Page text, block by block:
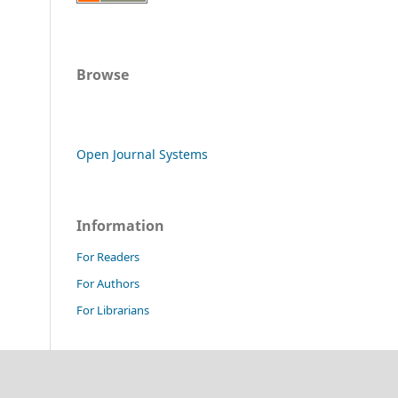
Browse
Open Journal Systems
Information
For Readers
For Authors
For Librarians